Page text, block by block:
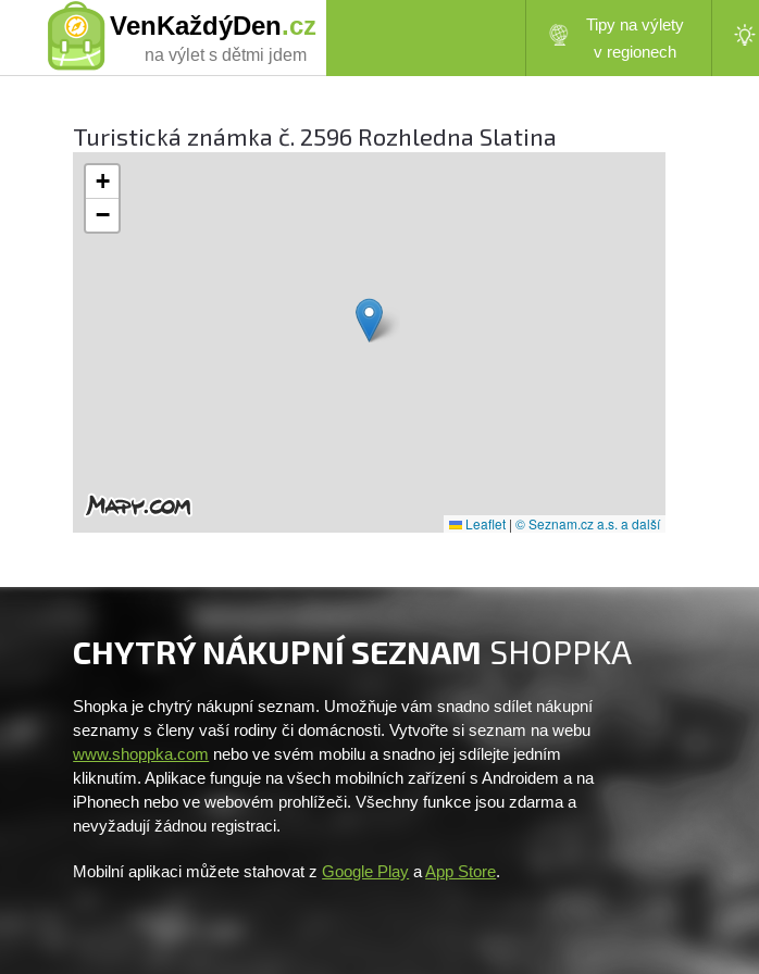
VenKaždýDen.cz
na výlet s dětmi jdem
Tipy na výlety
v regionech
Turistická známka č. 2596 Rozhledna Slatina
+
−
Leaflet | © Seznam.cz a.s. a další
CHYTRÝ NÁKUPNÍ SEZNAM SHOPPKA
Shopka je chytrý nákupní seznam. Umožňuje vám snadno sdílet nákupní
seznamy s členy vaší rodiny či domácnosti. Vytvořte si seznam na webu
www.shoppka.com nebo ve svém mobilu a snadno jej sdílejte jedním
kliknutím. Aplikace funguje na všech mobilních zařízení s Androidem a na
iPhonech nebo ve webovém prohlížeči. Všechny funkce jsou zdarma a
nevyžadují žádnou registraci.
Mobilní aplikaci můžete stahovat zGoogle Play aApp Store.